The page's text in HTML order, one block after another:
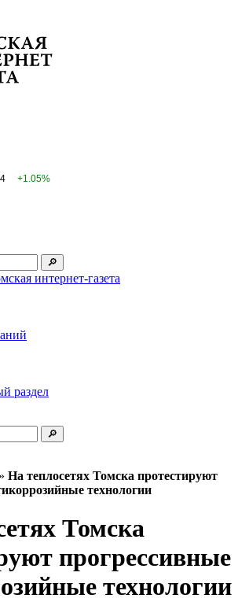
+1.05%
интернет-газета
раздел
» На теплосетях Томска протестируют
технологии
Томска
прогрессивные
технологии